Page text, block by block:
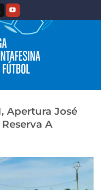
Apertura José
A